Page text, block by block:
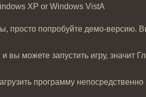
XP or Windows VistА
просто попробуйте демо-версию.
и вы можете запустить игру,
программу